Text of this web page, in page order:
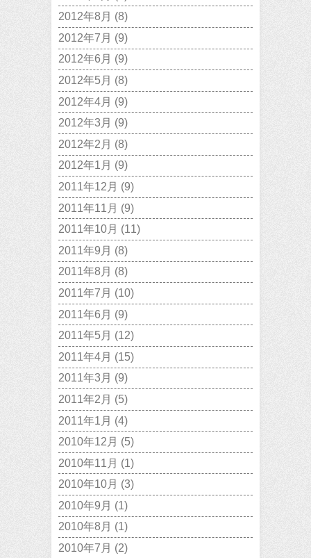
2012年8月 (8)
2012年7月 (9)
2012年6月 (9)
2012年5月 (8)
2012年4月 (9)
2012年3月 (9)
2012年2月 (8)
2012年1月 (9)
2011年12月 (9)
2011年11月 (9)
2011年10月 (11)
2011年9月 (8)
2011年8月 (8)
2011年7月 (10)
2011年6月 (9)
2011年5月 (12)
2011年4月 (15)
2011年3月 (9)
2011年2月 (5)
2011年1月 (4)
2010年12月 (5)
2010年11月 (1)
2010年10月 (3)
2010年9月 (1)
2010年8月 (1)
2010年7月 (2)